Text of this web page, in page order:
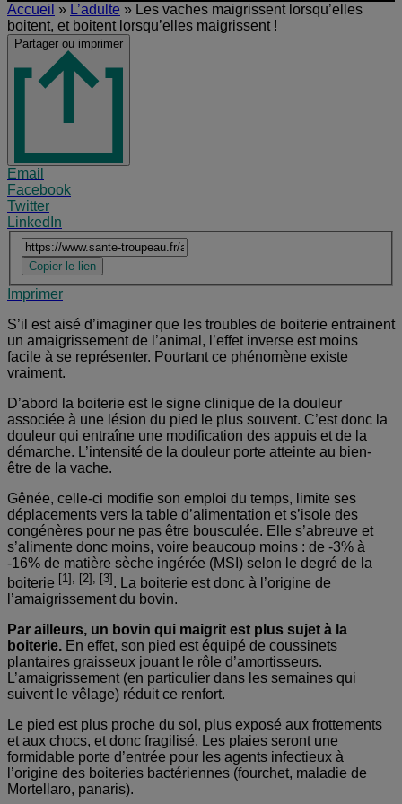
Accueil » L’adulte » Les vaches maigrissent lorsqu’elles
boitent, et boitent lorsqu’elles maigrissent !
Share this
Partager ou imprimer
Placeholder
Anchor
Share this page
Email
Facebook
Twitter
LinkedIn
copier le lien
Current URL
Copier le lien
Copy current URL
Imprimer
S’il est aisé d’imaginer que les troubles de boiterie entrainent
un amaigrissement de l’animal, l’effet inverse est moins
facile à se représenter. Pourtant ce phénomène existe
vraiment.
D’abord la boiterie est le signe clinique de la douleur
associée à une lésion du pied le plus souvent. C’est donc la
douleur qui entraîne une modification des appuis et de la
démarche. L’intensité de la douleur porte atteinte au bien-
être de la vache.
Gênée, celle-ci modifie son emploi du temps, limite ses
déplacements vers la table d’alimentation et s’isole des
congénères pour ne pas être bousculée. Elle s’abreuve et
s’alimente donc moins, voire beaucoup moins : de -3% à
-16% de matière sèche ingérée (MSI) selon le degré de la
boiterie [1], [2], [3] . La boiterie est donc à l’origine de
l’amaigrissement du bovin.
Par ailleurs, un bovin qui maigrit est plus sujet à la
boiterie. En effet, son pied est équipé de coussinets
plantaires graisseux jouant le rôle d’amortisseurs.
L’amaigrissement (en particulier dans les semaines qui
suivent le vêlage) réduit ce renfort.
Le pied est plus proche du sol, plus exposé aux frottements
et aux chocs, et donc fragilisé. Les plaies seront une
formidable porte d’entrée pour les agents infectieux à
l’origine des boiteries bactériennes (fourchet, maladie de
Mortellaro, panaris).